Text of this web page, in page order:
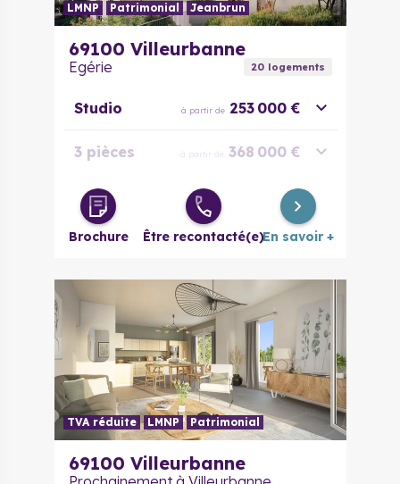
LMNP Patrimonial Jeanbrun
69100 Villeurbanne
Egérie 20logements
Studio à partir de 253 000 €
3 pièces à partir de 368 000 €
4 pièces à partir de 494 400 €
Duplex 5
664 000 €
Brochure Être recontacté(e)En savoir +
TVA réduite LMNP Patrimonial
69100 Villeurbanne